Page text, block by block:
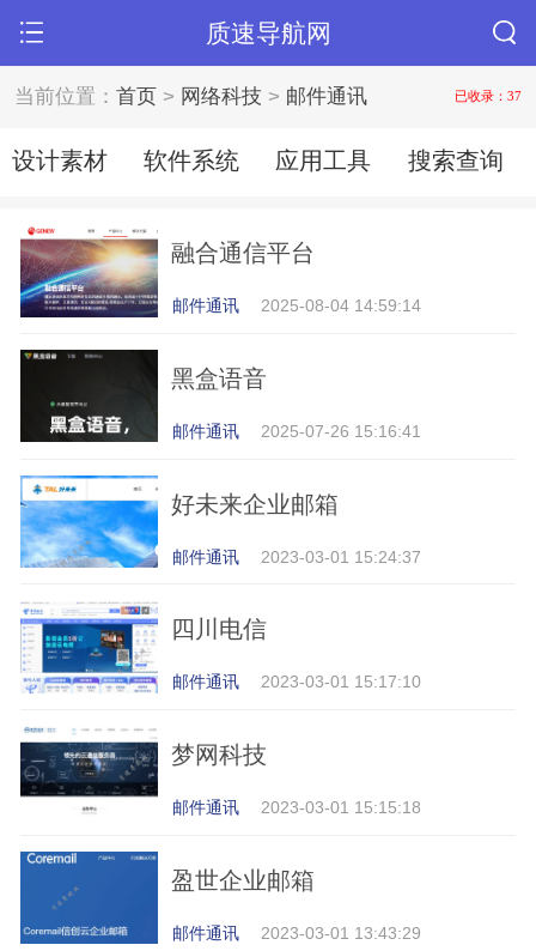
质速导航网
当前位置：首页 > 网络科技 > 邮件通讯 已收录：37
设计素材 软件系统 应用工具 搜索查询
融合通信平台
邮件通讯 2025-08-04 14:59:14
黑盒语音
邮件通讯 2025-07-26 15:16:41
好未来企业邮箱
邮件通讯 2023-03-01 15:24:37
四川电信
邮件通讯 2023-03-01 15:17:10
梦网科技
邮件通讯 2023-03-01 15:15:18
盈世企业邮箱
邮件通讯 2023-03-01 13:43:29